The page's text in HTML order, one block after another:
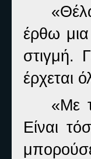
έρθω μια
στιγμή.
έρχεται
«Με
Είναι